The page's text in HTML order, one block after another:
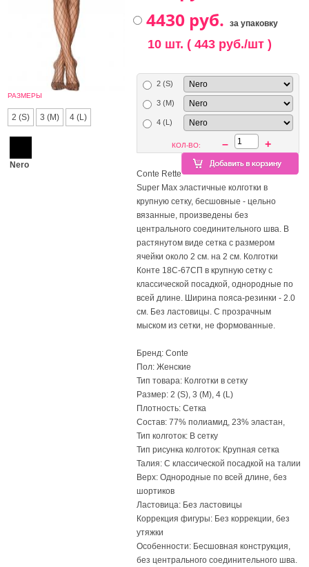
РАЗМЕРЫ
2 (S) 3 (M) 4 (L)
Nero
за упаковку
10 шт. ( 443 руб./шт )
2 (S)
3 (M)
4 (L)
КОЛ-ВО: – +
Conte Rette
Super Max эластичные колготки в
крупную сетку, бесшовные - цельно
вязанные, произведены без
центрального соединительного шва. В
растянутом виде сетка с размером
ячейки около 2 см. на 2 см. Колготки
Конте 18С-67СП в крупную сетку с
классической посадкой, однородные по
всей длине. Ширина пояса-резинки - 2.0
см. Без ластовицы. С прозрачным
мыском из сетки, не формованные.
Бренд: Conte
Пол: Женские
Тип товара: Колготки в сетку
Размер: 2 (S), 3 (M), 4 (L)
Плотность: Сетка
Состав: 77% полиамид, 23% эластан,
Тип колготок: В сетку
Тип рисунка колготок: Крупная сетка
Талия: С классической посадкой на талии
Верх: Однородные по всей длине, без
шортиков
Ластовица: Без ластовицы
Коррекция фигуры: Без коррекции, без
утяжки
Особенности: Бесшовная конструкция,
без центрального соединительного шва.